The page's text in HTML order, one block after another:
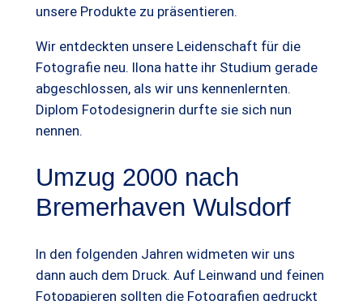
unsere Produkte zu präsentieren.
Wir entdeckten unsere Leidenschaft für die
Fotografie neu. Ilona hatte ihr Studium gerade
abgeschlossen, als wir uns kennenlernten.
Diplom Fotodesignerin durfte sie sich nun
nennen.
Umzug 2000 nach
Bremerhaven Wulsdorf
In den folgenden Jahren widmeten wir uns
dann auch dem Druck. Auf Leinwand und feinen
Fotopapieren sollten die Fotografien gedruckt